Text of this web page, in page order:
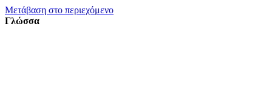
Μετάβαση στο περιεχόμενο
Γλώσσα